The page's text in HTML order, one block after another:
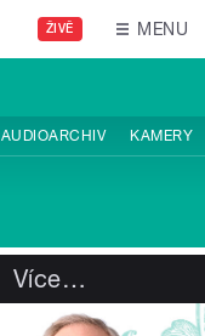
ŽIVĚ MENU
AUDIOARCHIV KAMERY
Více…